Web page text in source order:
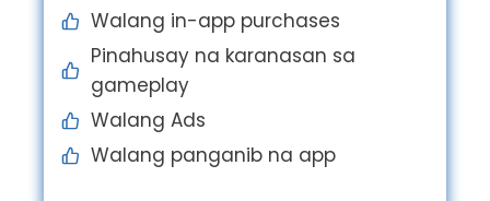
Walang in-app purchases
Pinahusay na karanasan sa
gameplay
Walang Ads
Walang panganib na app